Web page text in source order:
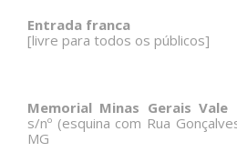
Entrada franca
[livre para todos os públicos]
Memorial Minas Gerais Vale
s/nº (esquina com Rua
MG